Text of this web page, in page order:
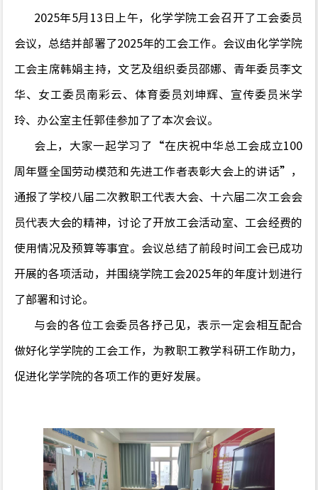
2025年5月 13 日上午，化学学院工会召开了工会委员
会议，总结并部署了2025年的工会工作。会议由化学学院
工会主席韩娟主持，文艺及组织委员邵娜、青年委员李文
华、女工委员南彩云、体育委员刘坤辉、宣传委员米学
玲、办公室主任郭佳参加了了本次会议。
会上，大家一起学习了 “在庆祝中华总工会成立100
周年暨全国劳动模范和先进工作者表彰大会上的讲话” ，
通报了学校八届二次教职工代表大会、十六届二次工会会
员代表大会的精神，讨论了开放工会活动室、工会经费的
使用情况及预算等事宜。会议总结了前段时间工会已成功
开展的各项活动，并围绕学院工会2025年的年度计划进行
了部署和讨论。
与会的各位工会委员各抒己见，表示一定会相互配合
做好化学学院的工会工作，为教职工教学科研工作助力，
促进化学学院的各项工作的更好发展。